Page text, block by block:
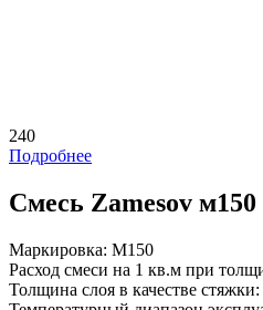
240
Подробнее
Смесь Zamesov м150
Маркировка: М150
Расход смеси на 1 кв.м при
Толщина слоя в качестве стяжки: